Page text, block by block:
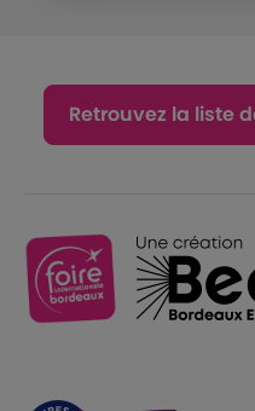
Retrouvez la liste